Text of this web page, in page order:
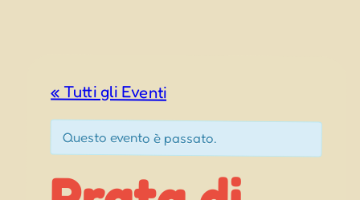
« Tutti gli Eventi
Questo evento è passato.